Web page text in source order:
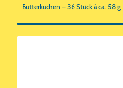
Butterkuchen – 36 Stück à ca. 58 g